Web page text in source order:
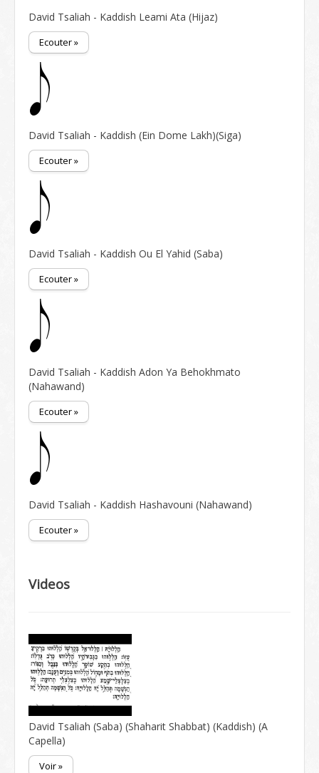
David Tsaliah - Kaddish Leami Ata (Hijaz)
Ecouter »
David Tsaliah - Kaddish (Ein Dome Lakh)(Siga)
Ecouter »
David Tsaliah - Kaddish Ou El Yahid (Saba)
Ecouter »
David Tsaliah - Kaddish Adon Ya Behokhmato
(Nahawand)
Ecouter »
David Tsaliah - Kaddish Hashavouni (Nahawand)
Ecouter »
Videos
David Tsaliah (Saba) (Shaharit Shabbat) (Kaddish) (A
Capella)
Voir »